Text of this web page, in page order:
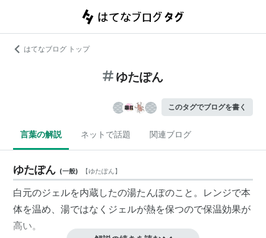
はてなブログ トップ
ゆたぽん
このタグでブログを書く
言葉の解説 ネットで話題 関連ブログ
ゆたぽん (一般) 【ゆたぽん】
白元のジェルを内蔵したの湯たんぽのこと。レンジで本
体を温め、湯ではなくジェルが熱を保つので保温効果が
高い。